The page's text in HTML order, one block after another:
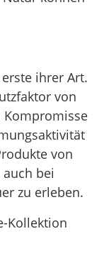
ihrer Art.
von
Kompromisse
von
bei
zu erleben.
Kollektion